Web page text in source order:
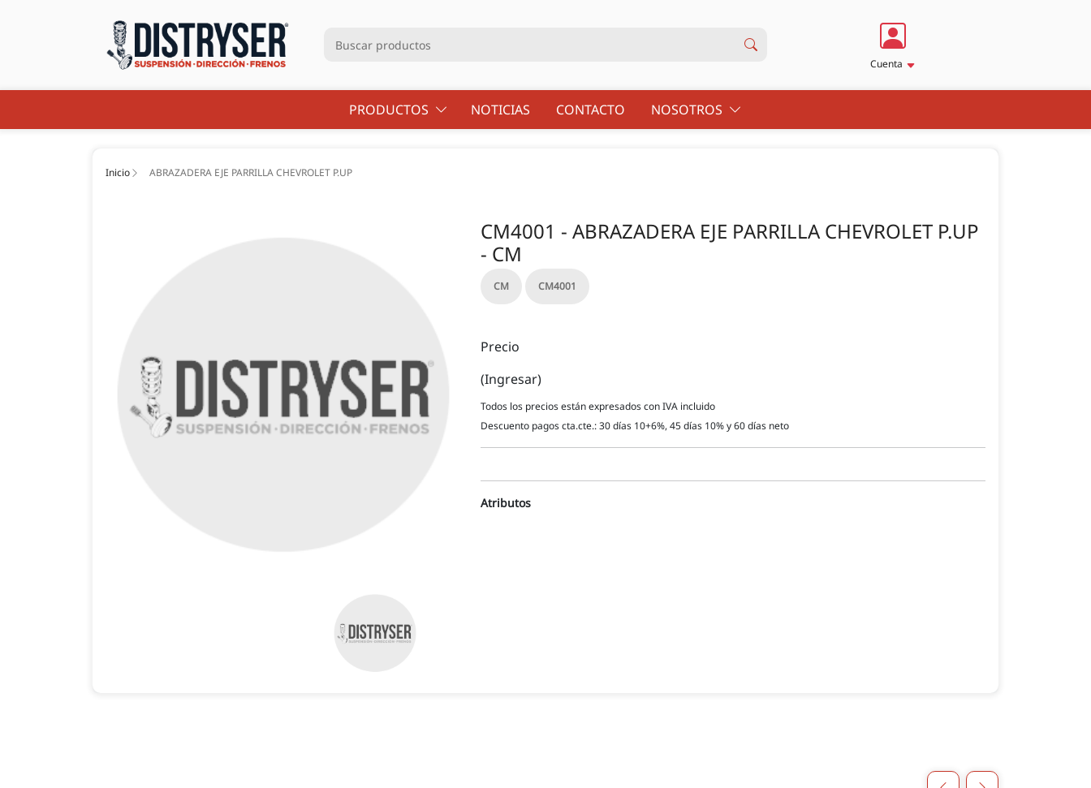
Cuenta
PRODUCTOS NOTICIAS CONTACTO NOSOTROS
Inicio ABRAZADERA EJE PARRILLA CHEVROLET P.UP
CM4001 - ABRAZADERA EJE PARRILLA CHEVROLET P.UP
- CM
CM CM4001
Precio
(Ingresar)
Todos los precios están expresados con IVA incluido
Descuento pagos cta.cte.: 30 días 10+6%, 45 días 10% y 60 días neto
Atributos